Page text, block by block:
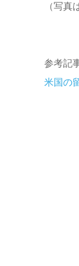
（写真
参考記
米国の